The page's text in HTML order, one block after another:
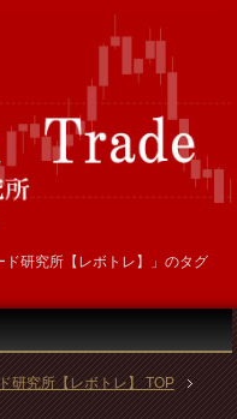
研究所【レボトレ】」のタグ
研究所【レボトレ】 TOP